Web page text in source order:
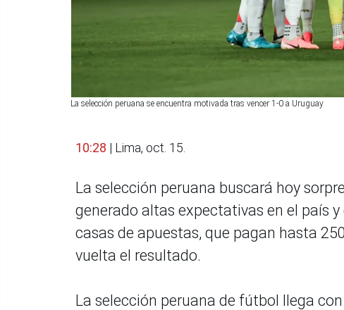
La selección peruana se encuentra motivada tras vencer 1-0 a Uruguay
10:28 | Lima, oct. 15.
La selección peruana buscará hoy
generado altas expectativas en el país
casas de apuestas, que pagan hasta
vuelta el resultado.
La selección peruana de fútbol llega